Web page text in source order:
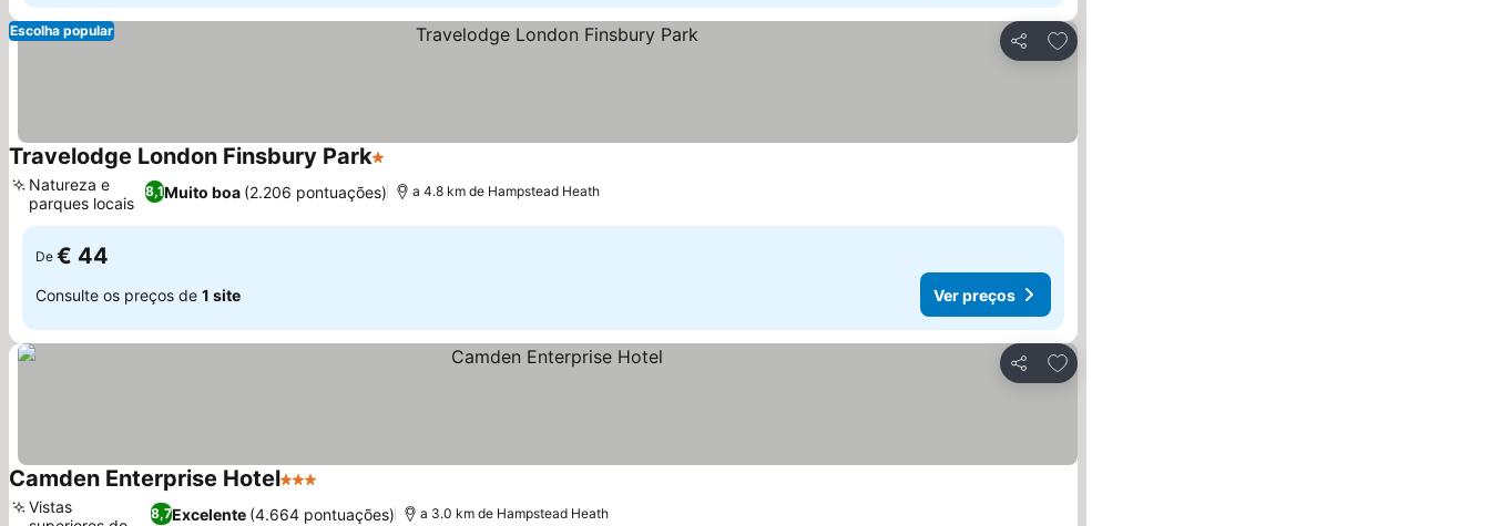
Partilhar
Adicionar aos favoritos
Escolha popular
Travelodge London Finsbury Park1 Estrelas
8,1Muito boa (2.206 pontuações)
Natureza e
parques locais
a 4.8 km de Hampstead Heath
De € 44
Consulte os preços de 1 site Ver preços
Partilhar
Adicionar aos favoritos
Camden Enterprise Hotel3 Estrelas
8,7Excelente (4.664 pontuações)
Vistas
a 3.0 km de Hampstead Heath